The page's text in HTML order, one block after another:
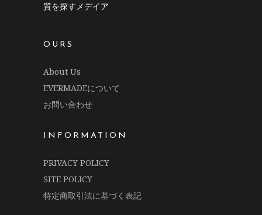
質を探すメデイア
OURS
About Us
EVERMADEについて
お問い合わせ
INFORMATION
PRIVACY POLICY
SITE POLICY
特定商取引法に基づく表記